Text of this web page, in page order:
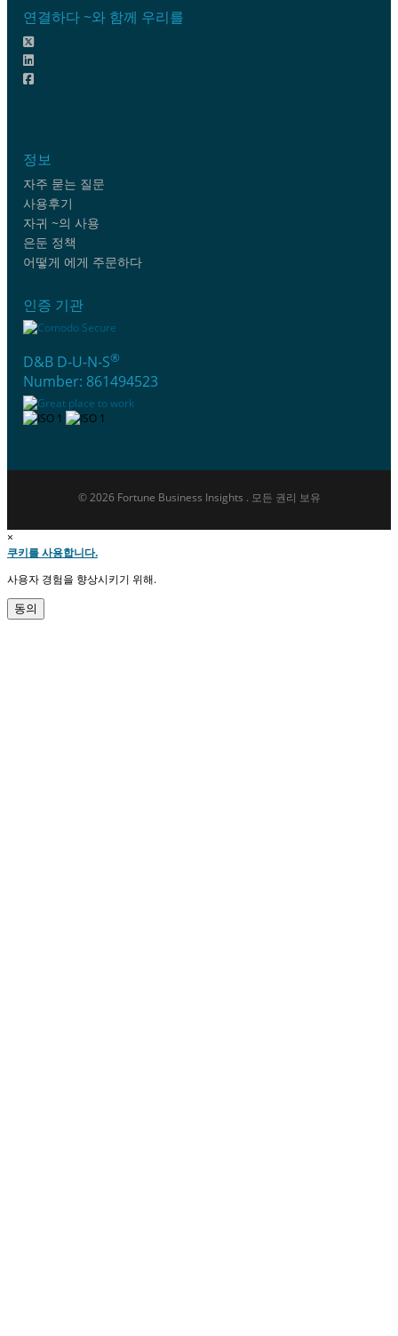
연결하다 ~와 함께 우리를
정보
자주 묻는 질문
사용후기
자귀 ~의 사용
은둔 정책
어떻게 에게 주문하다
인증 기관
D&B D-U-N-S®
Number: 861494523
© 2026 Fortune Business Insights . 모든 권리 보유
×
쿠키를 사용합니다.
사용자 경험을 향상시키기 위해.
동의